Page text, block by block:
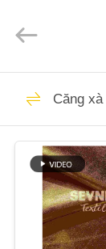
TRANG
CHỦ
CÁC
SẢN
PHẨM
TEXTILE.
Đồ
Căng